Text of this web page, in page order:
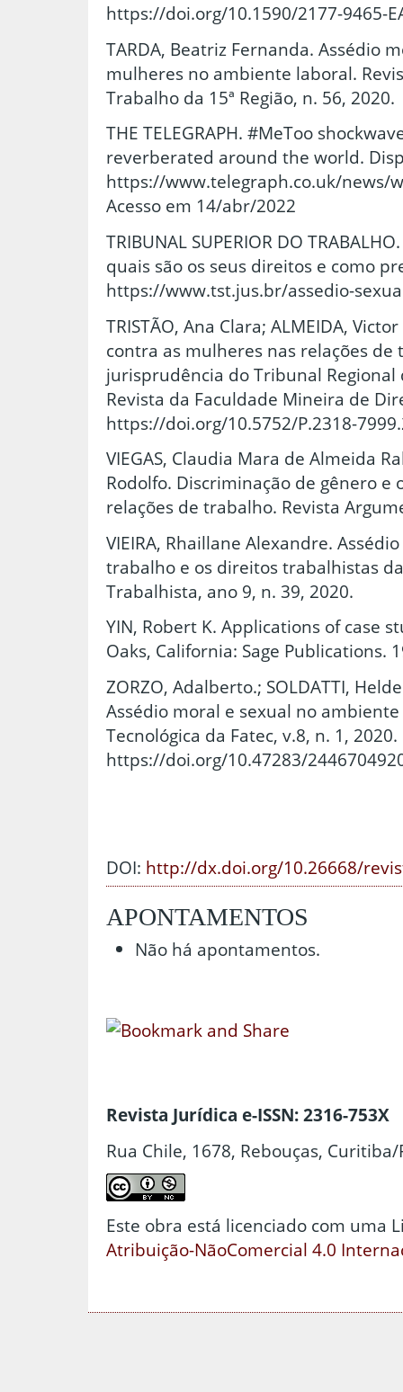
https://doi.org/10.1590/2177-9465-
TARDA, Beatriz Fernanda. Assédio
mulheres no ambiente laboral.
Trabalho da 15ª Região, n. 56, 2020.
THE TELEGRAPH. #MeToo
reverberated around the world.
https://www.telegraph.co.uk/news/
Acesso em 14/abr/2022
TRIBUNAL SUPERIOR DO
quais são os seus direitos e como
https://www.tst.jus.br/assedio-
TRISTÃO, Ana Clara; ALMEIDA,
contra as mulheres nas relações
jurisprudência do Tribunal Regional
Revista da Faculdade Mineira de
https://doi.org/10.5752/P.2318-
VIEGAS, Claudia Mara de Almeida
Rodolfo. Discriminação de gênero e
relações de trabalho. Revista
VIEIRA, Rhaillane Alexandre.
trabalho e os direitos trabalhistas
Trabalhista, ano 9, n. 39, 2020.
YIN, Robert K. Applications of case
Oaks, California: Sage Publications.
ZORZO, Adalberto.; SOLDATTI,
Assédio moral e sexual no
Tecnológica da Fatec, v.8, n. 1, 2020.
https://doi.org/10.47283/
DOI: http://dx.doi.org/10.26668/
APONTAMENTOS
Não há apontamentos.
Revista Jurídica e-ISSN: 2316-753X
Rua Chile, 1678, Rebouças, Curitiba/
Este obra está licenciado com uma
Atribuição-NãoComercial 4.0